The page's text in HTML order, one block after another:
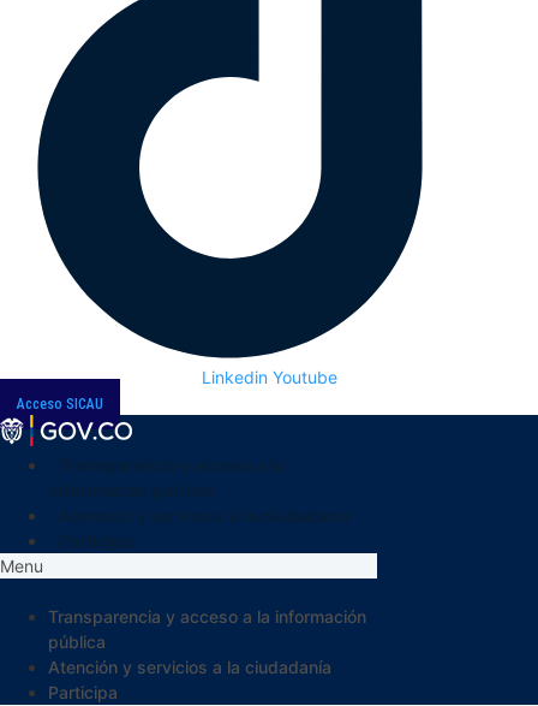
Linkedin Youtube
Acceso SICAU
Menu
Transparencia y acceso a la información
pública
Atención y servicios a la ciudadanía
Participa